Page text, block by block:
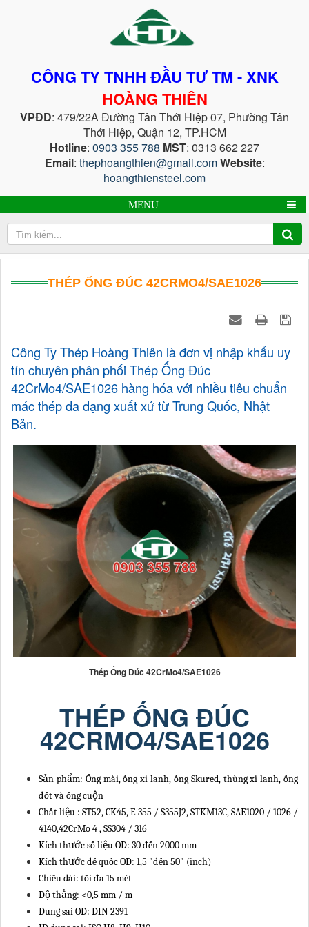
CÔNG TY TNHH ĐẦU TƯ TM - XNK
HOÀNG THIÊN
VPĐD: 479/22A Đường Tân Thới Hiệp 07, Phường Tân
Thới Hiệp, Quận 12, TP.HCM
Hotline: 0903 355 788 MST: 0313 662 227
Email: thephoangthien@gmail.comWebsite:
hoangthiensteel.com
MENU
THÉP ỐNG ĐÚC 42CRMO4/SAE1026
Công Ty Thép Hoàng Thiên là đơn vị nhập khẩu uy
tín chuyên phân phối Thép Ống Đúc
42CrMo4/SAE1026 hàng hóa với nhiều tiêu chuẩn
mác thép đa dạng xuất xứ từ Trung Quốc, Nhật
Bản.
Thép Ống Đúc 42CrMo4/SAE1026
THÉP ỐNG ĐÚC
42CRMO4/SAE1026
Sản phẩm: Ống mài, ống xi lanh, ống Skured, thùng xi lanh, ống
đốt và ống cuộn
Chất liệu : ST52, CK45,E355 / S355J2, STKM13C, SAE1020 / 1026 /
4140,42CrMo4, SS304 / 316
Kích thước số liệu OD: 30đến 2000 mm
Kích thướcđế quốc OD: 1,5 "đến 50" (inch)
Chiều dài: tốiđa 15 mét
Độ thẳng: <0,5 mm / m
Dung sai OD: DIN 2391